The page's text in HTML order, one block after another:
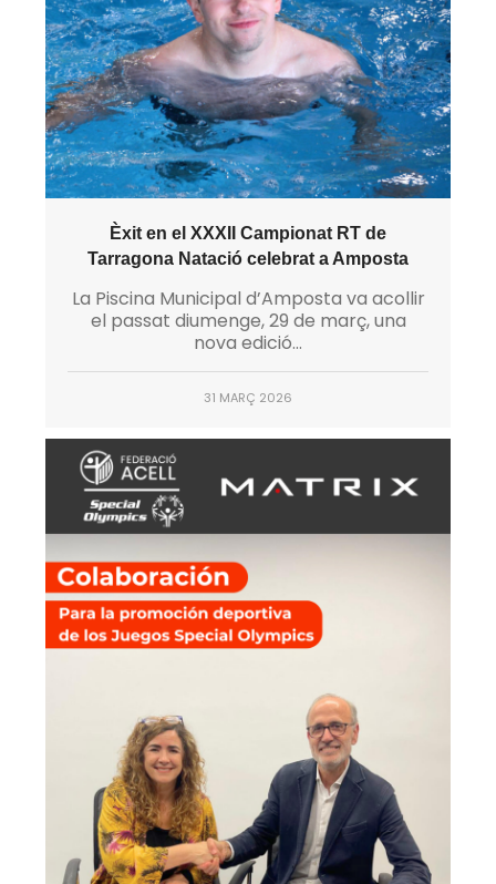
Èxit en el XXXII Campionat RT de
Tarragona Natació celebrat a Amposta
La Piscina Municipal d’Amposta va acollir
el passat diumenge, 29 de març, una
nova edició...
31 MARÇ 2026